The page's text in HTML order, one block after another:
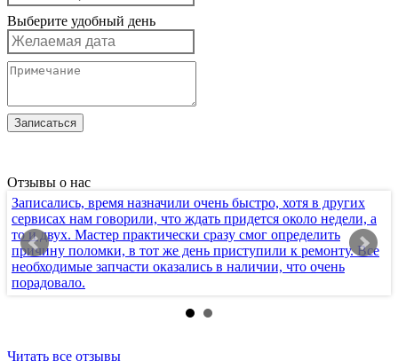
Выберите удобный день
Отзывы о нас
Записались, время назначили очень быстро, хотя в других
сервисах нам говорили, что ждать придется около недели, а
то и двух. Мастер практически сразу смог определить
причину поломки, в тот же день приступили к ремонту. Все
необходимые запчасти оказались в наличии, что очень
порадовало.
Читать все отзывы